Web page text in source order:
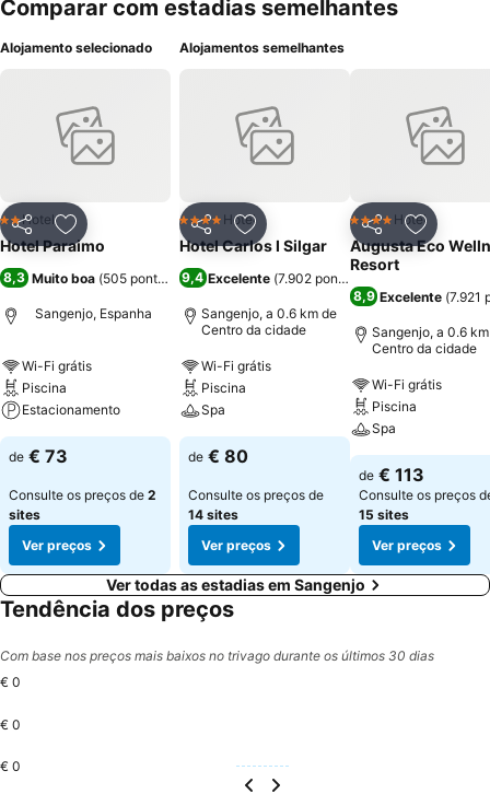
recepção,cafeteria com terraço, salão de convivio, um grande
especiais possam visita-lo) e piscina. Conta com 33 apartamentos
telefone e contam ainda com internet wireless grátis. Os clientes
podem aproveitar para fazer esportes como golfe,hípica e vela nas
proximidades.
Comparar com estadias semelhantes
Alojamento selecionado
PartilharAdicionar aos favoritos
2 Estrelas
Hotel
Hotel Paraimo
8,3 Muito boa (505 pontuações)
Sangenjo, Espanha
Wi-Fi grátis
Piscina
Estacionamento
de € 73
Consulte os preços de 2
sites
Ver preços
Alojamentos semelhantes
PartilharAdicionar aos favoritos
4 EstrelasHotel
Hotel Carlos I Silgar
9,4 Excelente (7.902 pontuações
Sangenjo, a 0.6 km de
Centro da cidade
Wi-Fi grátis
Piscina
Spa
de € 80
Consulte os preços de
14 sites
Ver preços
Partilhar
4 EstrelasHotel
Augusta Eco
Resort
8,9 Excelente (7.921
Sangenjo, a 0.6
Centro da cidade
Wi-Fi grátis
Piscina
Spa
de € 113
Consulte os preços
15 sites
Ver preços
Ver todas as estadias em Sangenjo
Tendência dos preços
Com base nos preços mais baixos no trivago durante os últimos 30 dias
€ 0
€ 0
€ 0